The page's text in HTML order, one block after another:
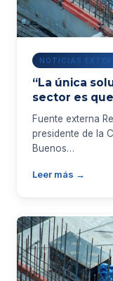
NOTICIAS
“La única
sector es
Fuente externa
presidente de la
Buenos…
Leer más →